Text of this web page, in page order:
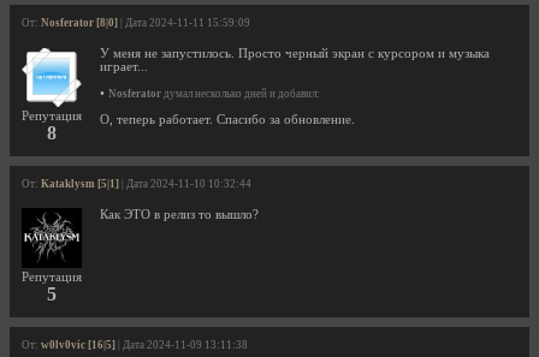
От: Nosferator [8|0] | Дата 2024-11-11 15:59:09
Репутация
8
У меня не запустилось. Просто черный экран с курсором и музыка
играет...
• Nosferator думал несколько дней и добавил:
О, теперь работает. Спасибо за обновление.
От: Kataklysm [5|1] | Дата 2024-11-10 10:32:44
Репутация
5
Как ЭТО в релиз то вышло?
От: w0lv0vic [16|5] | Дата 2024-11-09 13:11:38